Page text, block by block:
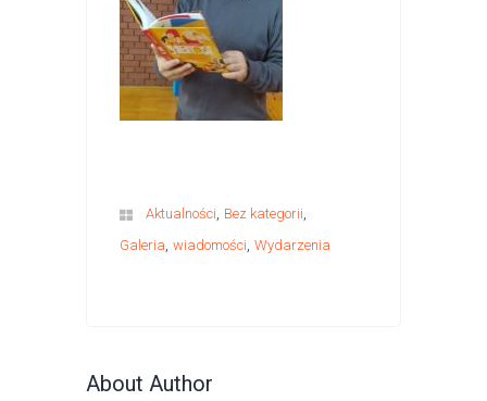
Aktualności, Bez kategorii,
Galeria, wiadomości, Wydarzenia
About Author